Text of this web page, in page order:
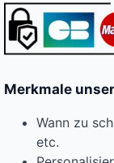
Merkmale
Wann zu
etc.